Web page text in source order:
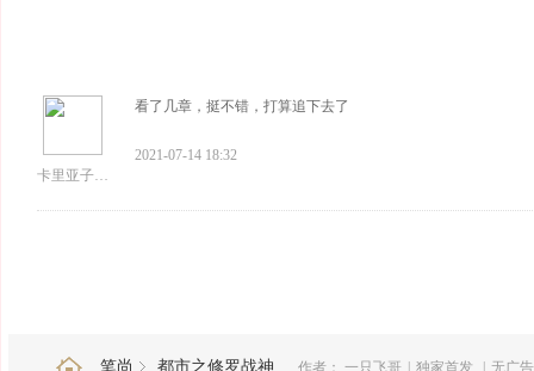
看了几章，挺不错，打算追下去了
2021-07-14 18:32
笔尚 都市之修罗战神 作者： 一只飞哥 | 独家首发 | 无广告